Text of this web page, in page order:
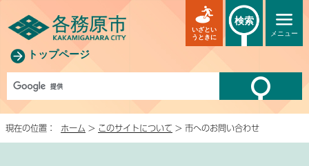
トップページ
メニュー
いざとい
うときに
検索
現在の位置： ホーム > このサイトについて > 市へのお問い合わせ